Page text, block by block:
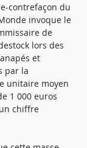
contrefaçon du
invoque le
de
lors des
et
par la
unitaire moyen
1 000 euros
chiffre